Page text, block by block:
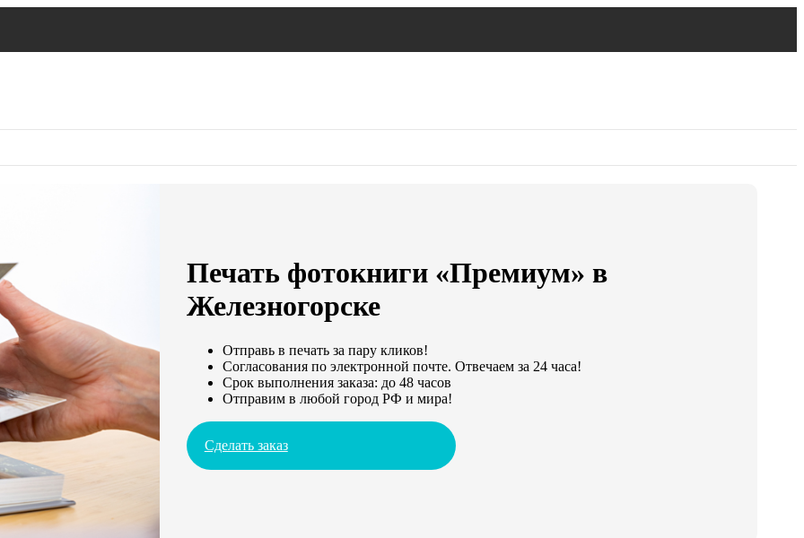
Печать фотокниги «Премиум» в
Железногорске
Отправь в печать за пару кликов!
Согласования по электронной почте. Отвечаем за 24 часа!
Срок выполнения заказа: до 48 часов
Отправим в любой город РФ и мира!
Сделать заказ